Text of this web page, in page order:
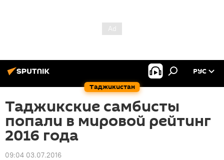
Таджикистан
РУС
Таджикские самбисты
попали в мировой рейтинг
2016 года
09:04 03.07.2016